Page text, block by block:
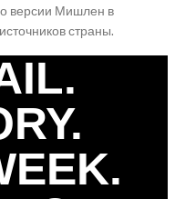
версии Мишлен в
страны.